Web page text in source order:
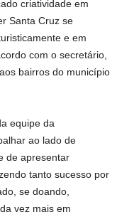
criatividade em
Santa Cruz se
e em
com o secretário,
bairros do município
equipe da
ao lado de
de apresentar
tanto sucesso por
se doando,
vez mais em